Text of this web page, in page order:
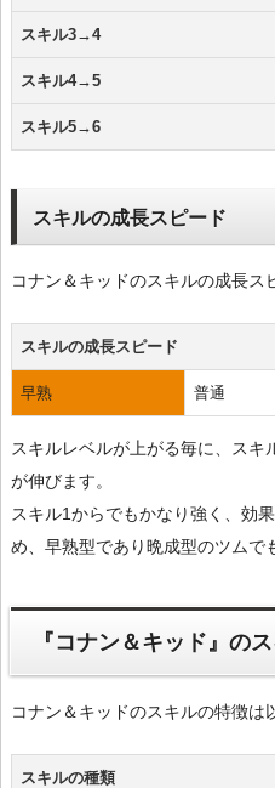
スキル3→4
スキル4→5
スキル5→6
スキルの成長スピード
コナン＆キッドのスキルの成長ス
スキルの成長スピード
早熟 普通
スキルレベルが上がる毎に、スキ
が伸びます。
スキル1からでもかなり強く、効
め、早熟型であり晩成型のツムで
『コナン＆キッド』の
コナン＆キッドのスキルの特徴は
スキルの種類